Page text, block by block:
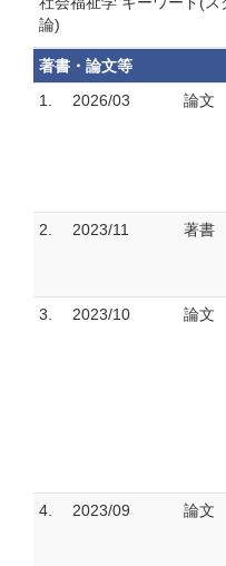
論)
著書・論文等
1.
2026/03 論文
2. 2023/11 著書
3. 2023/10 論文
4. 2023/09 論文